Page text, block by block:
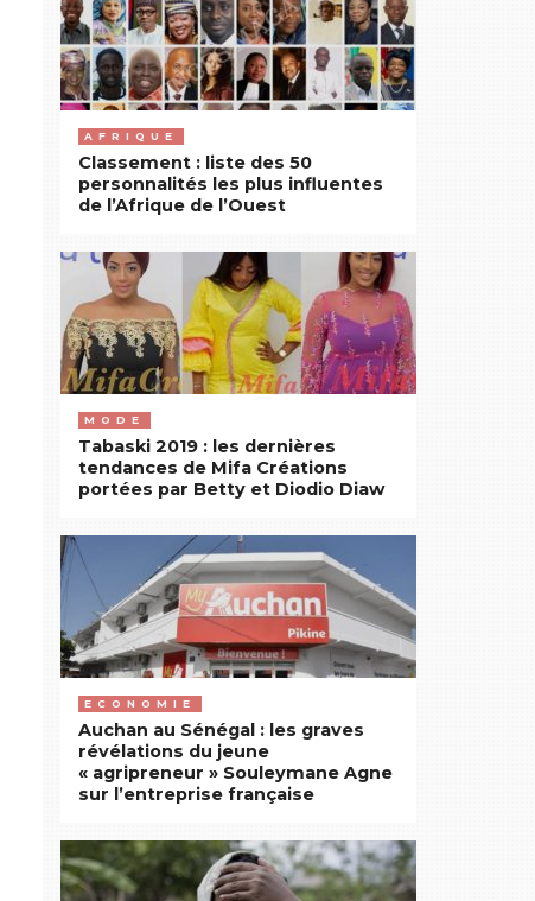
AFRIQUE
Classement : liste des 50
personnalités les plus influentes
de l’Afrique de l’Ouest
MODE
Tabaski 2019 : les dernières
tendances de Mifa Créations
portées par Betty et Diodio Diaw
ECONOMIE
Auchan au Sénégal : les graves
révélations du jeune
« agripreneur » Souleymane Agne
sur l’entreprise française